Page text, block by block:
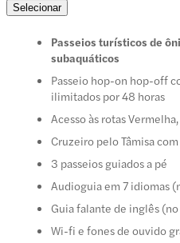
Selecionar
Passeios turísticos de
subaquáticos
Passeio hop-on hop-off
ilimitados por 48 horas
Acesso às rotas
Cruzeiro pelo Tâmisa
3 passeios guiados a pé
Audioguia em 7 idiomas
Guia falante de inglês
Wi-fi e fones de ouvido